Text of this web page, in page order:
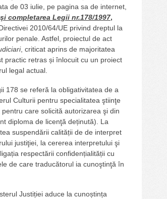
de 03 iulie, pe pagina sa de internet,
completarea Legii nr.178/1997,
2010/64/UE privind dreptul la
penale. Astfel, proiectul de act
, criticat aprins de majoritatea
practic retras și înlocuit cu un proiect
legal actual.
178 se referă la obligativitatea de a
Culturii pentru specialitatea ştiinţe
care solicită autorizarea şi din
diploma de licenţă deținută). La
suspendării calității de de interpret
justiţiei, la cererea interpretului şi
respectării confidențialității cu
de care traducătorul ia cunoştinţă în
Justiției aduce la cunoștința